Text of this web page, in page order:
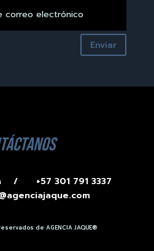
Enviar
/
+57 301 791 3337
de AGENCIA JAQUE®